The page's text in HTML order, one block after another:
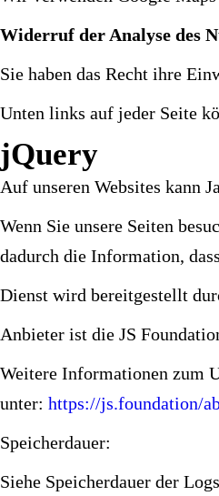
Widerruf der Analyse des
Sie haben das Recht ihre
Unten links auf jeder Seite
jQuery
Auf unseren Websites kann
Wenn Sie unsere Seiten
dadurch die Information,
Dienst wird bereitgestellt
Anbieter ist die JS
Weitere Informationen zum
unter: https://js.foundation/
Speicherdauer:
Siehe Speicherdauer der